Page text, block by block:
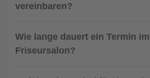
vereinbaren?
Wie lange dauert ein Termin im
Friseursalon?